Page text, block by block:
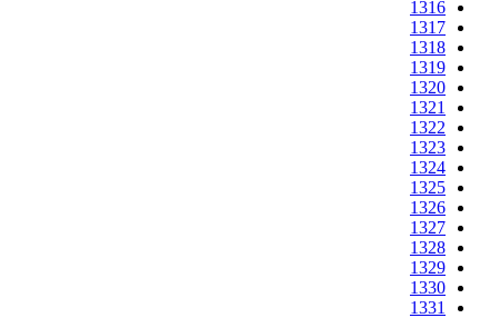
1316
1317
1318
1319
1320
1321
1322
1323
1324
1325
1326
1327
1328
1329
1330
1331